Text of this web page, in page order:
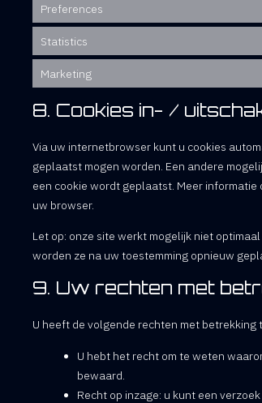
Preferences
Statistics
Marketing
8. Cookies in- /
Via uw internetbrowser kunt u cookies
geplaatst mogen worden. Een andere
een cookie wordt geplaatst. Meer
uw browser.
Let op: onze site werkt mogelijk niet
worden ze na uw toestemming opnieuw
9. Uw rechten met
U heeft de volgende rechten met betrekking
U hebt het recht om te weten
bewaard.
Recht op inzage: u kunt een